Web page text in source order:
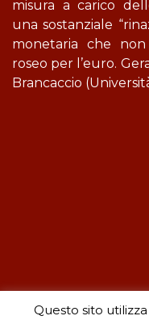
misura a carico
una sostanziale
monetaria che
roseo per l’euro.
Brancaccio
Questo sito